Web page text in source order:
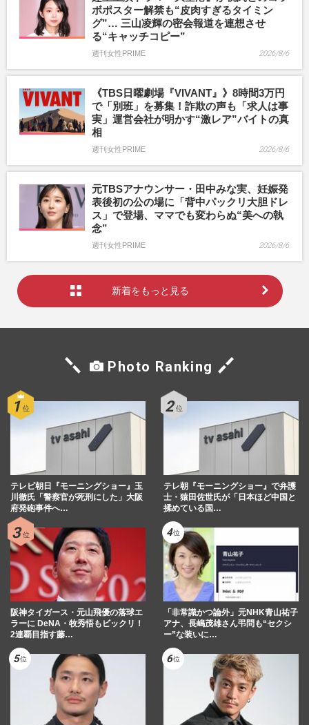
ボポスター解禁も“皮肉すぎるタイミン
グ”… 三山凌輝の密会報道を連想させ
る“キャッチコピー”
週刊女性PRIME 2026/8/6
《TBS日曜劇場『VIVANT』》8時間3万円
で「別班」を募集！詐欺の声も「求人は事
実」運営会社が明かす“激レア”バイトの真
相
週刊女性PRIME 2026/8/6
元TBSアナウンサー・田中みな実、妊娠発
表後初の公の場に「背中パックリ大胆ドレ
ス」で登場、ママでも変わらぬ“美への執
念”
週刊女性PRIME 2026/8/6
新着をもっと見る
Photo Ranking
テレビ朝日『モーニングショー』玉
川徹氏「警察官が死刑にした」大阪
府発砲事件へ…
テレ朝『モーニングショー』で弁護
士・猿田佐世氏が「日本ほど中国と
揉めている国…
阪神タイガース・元山飛優の落球エ
ラーに DeNA・牧秀悟もビックリ！
2連覇目指す藤…
「非常識かつ論外」元NHK青山祐子
アナ、長嶋茂雄さん弔問も“セクシ
ー”な装いに…